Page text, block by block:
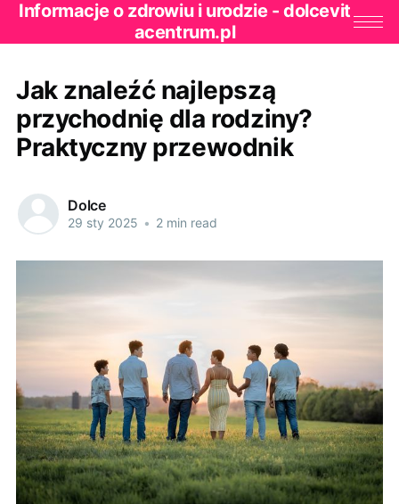
Informacje o zdrowiu i urodzie - dolcevit
acentrum.pl
Jak znaleźć najlepszą
przychodnię dla rodziny?
Praktyczny przewodnik
Dolce
29 sty 2025 • 2 min read